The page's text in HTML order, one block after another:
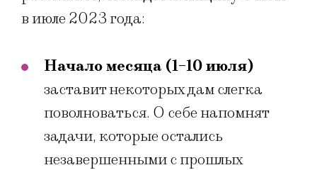
в июле 2023 года:
Начало месяца (1-10 июля)
заставит некоторых дам слегка
поволноваться. О себе напомнят
задачи, которые остались
незавершенными с прошлых